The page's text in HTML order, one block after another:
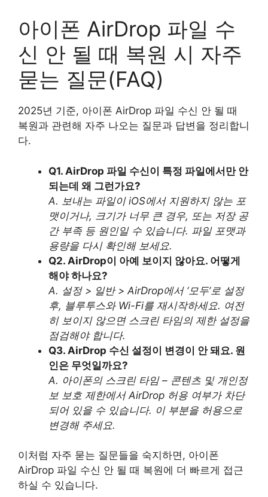
아이폰 AirDrop 파일 수
신 안 될 때 복원 시 자주
묻는 질문(FAQ)
2025년 기준, 아이폰 AirDrop 파일 수신 안 될 때
복원과 관련해 자주 나오는 질문과 답변을 정리합니
다.
Q1. AirDrop 파일 수신이 특정 파일에서만 안
되는데 왜 그런가요?
A. 보내는 파일이 iOS에서 지원하지 않는 포
맷이거나, 크기가 너무 큰 경우, 또는 저장 공
간 부족 등 원인일 수 있습니다. 파일 포맷과
용량을 다시 확인해 보세요.
Q2. AirDrop이 아예 보이지 않아요. 어떻게
해야 하나요?
A. 설정 > 일반 > AirDrop에서 ‘모두’로 설정
후, 블루투스와 Wi-Fi를 재시작하세요. 여전
히 보이지 않으면 스크린 타임의 제한 설정을
점검해야 합니다.
Q3. AirDrop 수신 설정이 변경이 안 돼요. 원
인은 무엇일까요?
A. 아이폰의 스크린 타임 – 콘텐츠 및 개인정
보 보호 제한에서 AirDrop 허용 여부가 차단
되어 있을 수 있습니다. 이 부분을 허용으로
변경해 주세요.
이처럼 자주 묻는 질문들을 숙지하면, 아이폰
AirDrop 파일 수신 안 될 때 복원에 더 빠르게 접근
하실 수 있습니다.